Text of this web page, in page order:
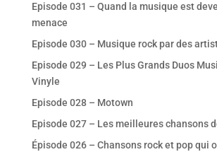
Episode 031 – Quand la musique est
menace
Episode 030 – Musique rock par des
Episode 029 – Les Plus Grands Duos
Vinyle
Episode 028 – Motown
Episode 027 – Les meilleures chansons
Épisode 026 – Chansons rock et pop qui